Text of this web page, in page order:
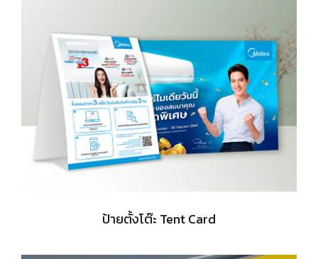
ป้ายตั้งโต๊ะ Tent Card